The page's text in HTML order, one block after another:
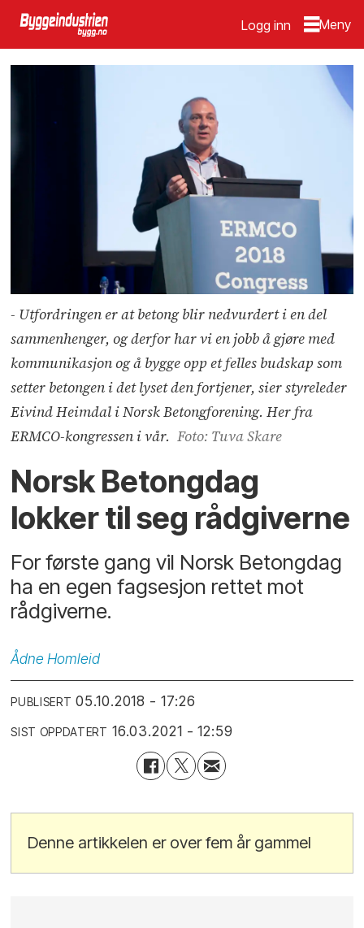
Logg inn
- Utfordringen er at betong blir nedvurdert i en del
sammenhenger, og derfor har vi en jobb å gjøre med
kommunikasjon og å bygge opp et felles budskap som
setter betongen i det lyset den fortjener, sier styreleder
Eivind Heimdal i Norsk Betongforening. Her fra
ERMCO-kongressen i vår. Foto: Tuva Skare
Norsk Betongdag
lokker til seg rådgiverne
For første gang vil Norsk Betongdag
ha en egen fagsesjon rettet mot
rådgiverne.
Ådne Homleid
PUBLISERT 05.10.2018 - 17:26
SIST OPPDATERT 16.03.2021 - 12:59
Denne artikkelen er over fem år gammel